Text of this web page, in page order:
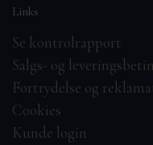
Links
Se kontrolrapport
Salgs- og
Fortrydelse og
Cookies
Kunde login